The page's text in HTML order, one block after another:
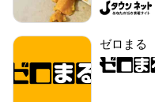
ゼロまる